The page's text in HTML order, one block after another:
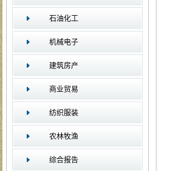
石油化工
机械电子
建筑房产
商业贸易
纺织服装
农林牧渔
综合报告